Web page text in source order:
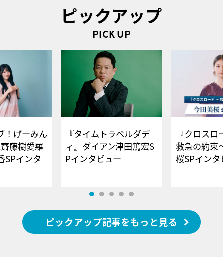
ピックアップ
PICK UP
！げーみん
藤樹愛羅
SPインタ
『タイムトラベルダデ
ィ』ダイアン津田篤宏S
Pインタビュー
『クロス
救急の約束
桜SPイ
ピックアップ記事をもっと見る